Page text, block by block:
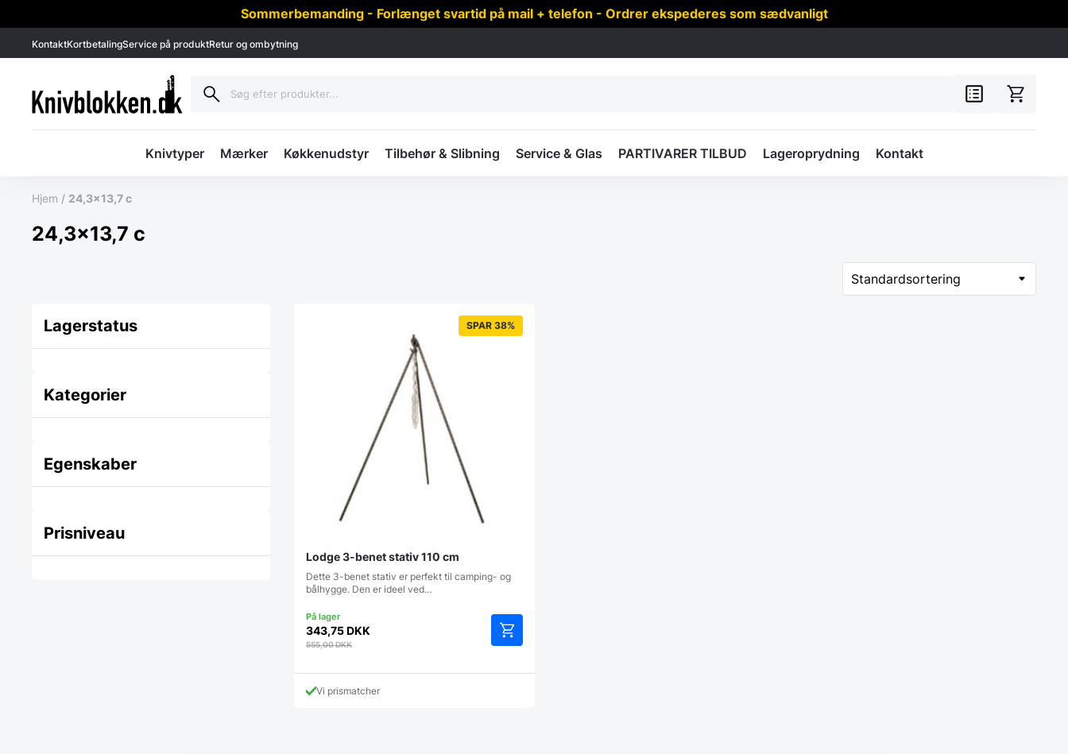
Sommerbemanding - Forlænget svartid på mail + telefon - Ordrer ekspederes som sædvanligt
KontaktKortbetalingService på produktRetur og ombytning
Knivtyper Mærker Køkkenudstyr Tilbehør & Slibning Service & Glas PARTIVARER TILBUD Lageroprydning Kontakt
Hjem / 24,3×13,7 c
24,3×13,7 c
Lagerstatus
Kategorier
Egenskaber
Prisniveau
SPAR 38%
Lodge 3-benet stativ 110 cm
Dette 3-benet stativ er perfekt til camping- og
bålhygge. Den er ideel ved…
343,75DKK
555,00DKK
Vi prismatcher